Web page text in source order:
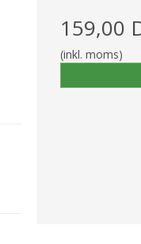
159,00
(inkl. moms)